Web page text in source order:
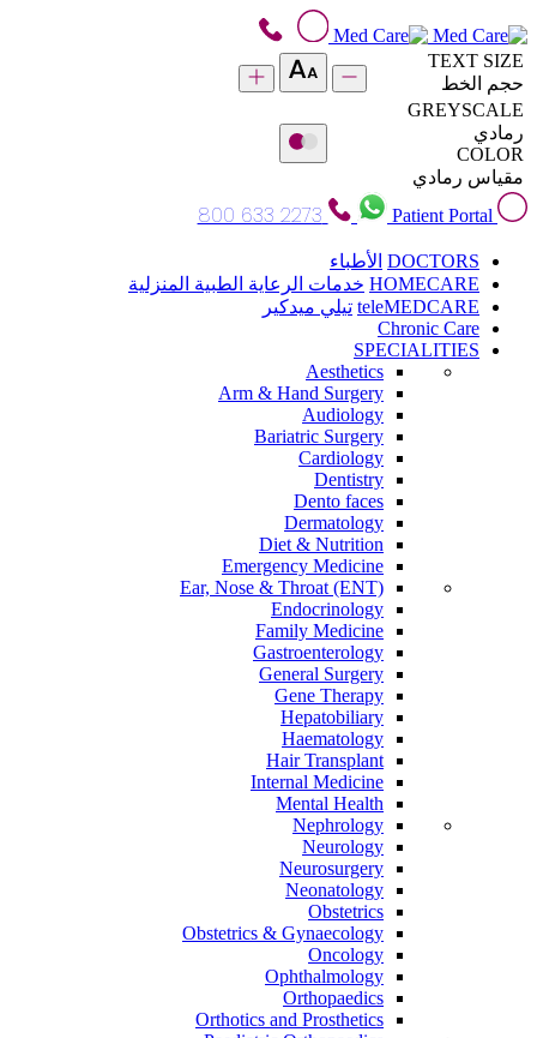
TEXT SIZE
حجم الخط
GREYSCALE
رمادي
COLOR
مقياس رمادي
Patient Portal
800 633 2273
DOCTORS الأطباء
HOMECARE خدمات الرعاية الطبية المنزلية
teleMEDCARE تيلي ميدكير
Chronic Care
SPECIALITIES
Aesthetics
Arm & Hand Surgery
Audiology
Bariatric Surgery
Cardiology
Dentistry
Dento faces
Dermatology
Diet & Nutrition
Emergency Medicine
Ear, Nose & Throat (ENT)
Endocrinology
Family Medicine
Gastroenterology
General Surgery
Gene Therapy
Hepatobiliary
Haematology
Hair Transplant
Internal Medicine
Mental Health
Nephrology
Neurology
Neurosurgery
Neonatology
Obstetrics
Obstetrics & Gynaecology
Oncology
Ophthalmology
Orthopaedics
Orthotics and Prosthetics